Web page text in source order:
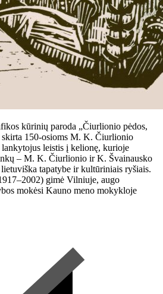
kūrinių paroda „Čiurlionio pėdos,
skirta 150-osioms M. K. Čiurlionio
leistis į kelionę, kurioje
– M. K. Čiurlionio ir K. Švainausko
tapatybe ir kultūriniais ryšiais.
gimė Vilniuje, augo
mokėsi Kauno meno mokykloje